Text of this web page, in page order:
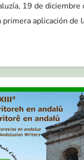
19 de
aplicación de